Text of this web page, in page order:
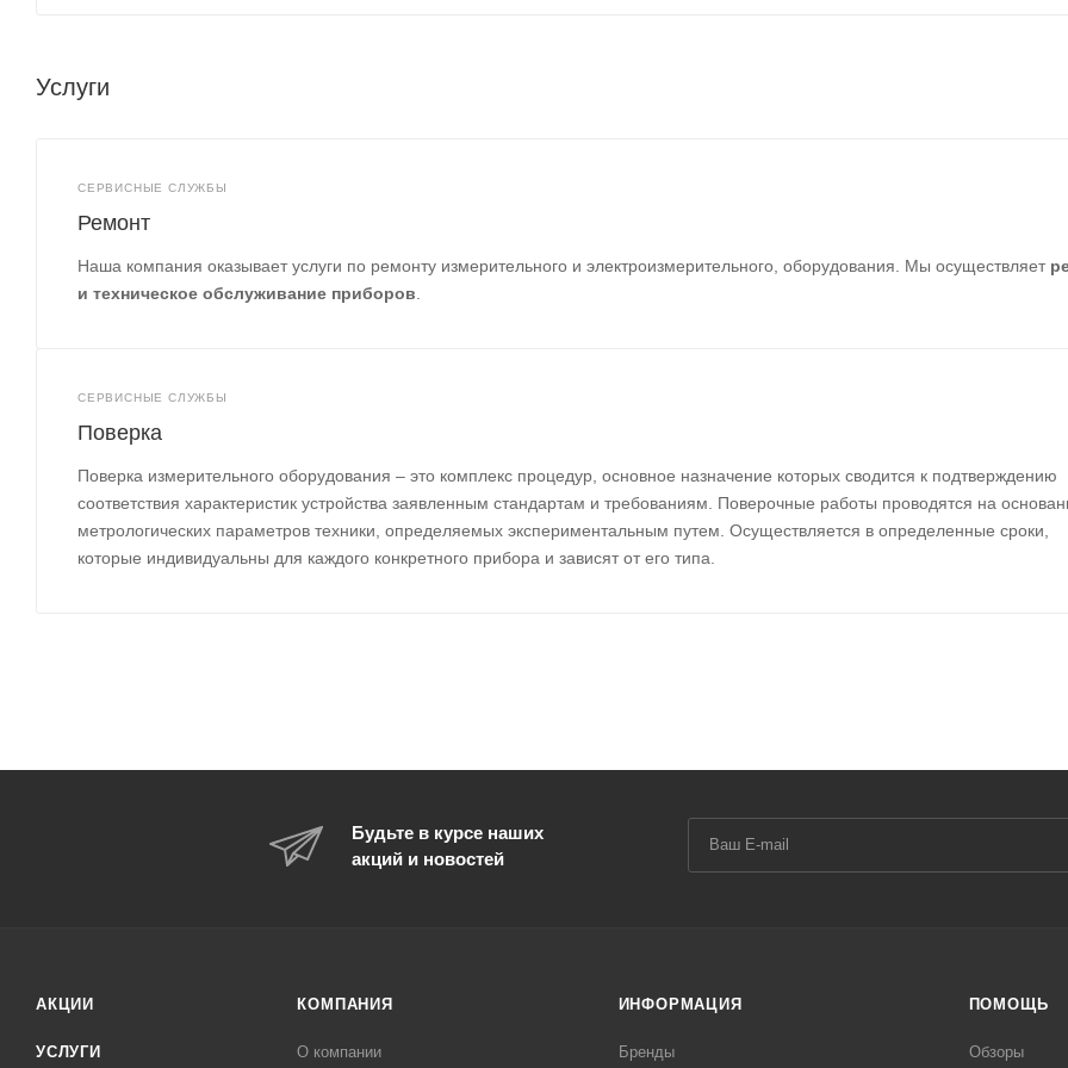
Услуги
СЕРВИСНЫЕ СЛУЖБЫ
Ремонт
Наша компания оказывает услуги по ремонту измерительного и электроизмерительного, оборудования. Мы осуществляет
и техническое обслуживание приборов
СЕРВИСНЫЕ СЛУЖБЫ
Поверка
Поверка измерительного оборудования – это комплекс процедур, основное назначение которых сводится к подтверждению
соответствия характеристик устройства заявленным стандартам и требованиям. Поверочные работы проводятся на
метрологических параметров техники, определяемых экспериментальным путем. Осуществляется в определенные сроки,
которые индивидуальны для каждого конкретного прибора и зависят от его типа.
Будьте в курсе наших
акций и новостей
АКЦИИ
УСЛУГИ
КОМПАНИЯ
О компании
ИНФОРМАЦИЯ
Бренды
ПОМОЩЬ
Обзоры